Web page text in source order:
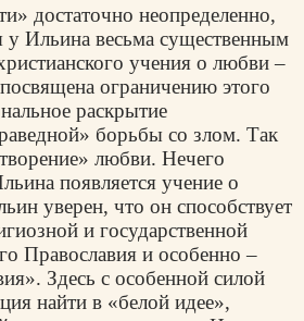
достаточно неопределенно,
у Ильина весьма существенным
учения о любви –
ограничению этого
раскрытие
борьбы со злом. Так
любви. Нечего
появляется учение о
уверен, что он способствует
и государственной
Православия и особенно –
Здесь с особенной силой
найти в «белой идее»,